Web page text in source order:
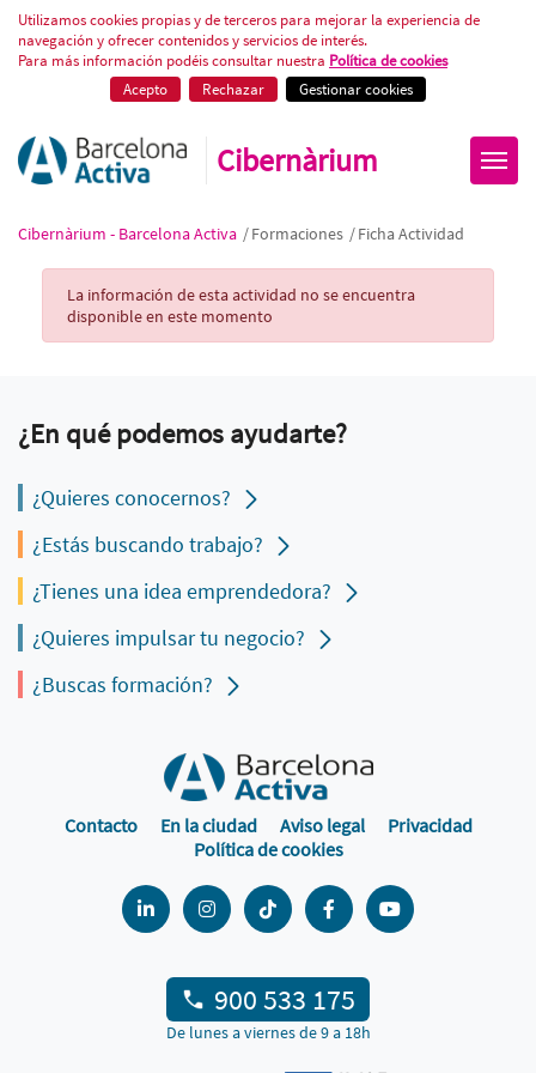
Ficha Actividad
Utilizamos cookies propias y de terceros para mejorar la experiencia de
navegación y ofrecer contenidos y servicios de interés.
Para más información podéis consultar nuestra Política de cookies
Acepto
Rechazar Gestionar cookies
Cibernàrium
Cibernàrium - Barcelona Activa /Formaciones /Ficha Actividad
Activity Record
La información de esta actividad no se encuentra
disponible en este momento
¿En qué podemos ayudarte?
¿Quieres conocernos?
¿Estás buscando trabajo?
¿Tienes una idea emprendedora?
¿Quieres impulsar tu negocio?
¿Buscas formación?
Contacto En la ciudad Aviso legal
Privacidad
Política de cookies
900 533 175
De lunes a viernes de 9 a 18h